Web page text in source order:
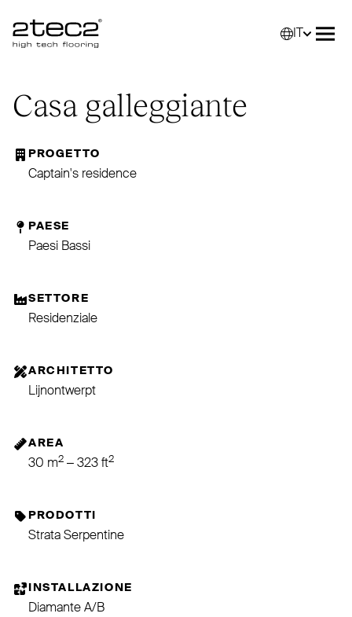
Primary
Casa galleggiante
PROGETTO
Captain's residence
PAESE
Paesi Bassi
SETTORE
Residenziale
ARCHITETTO
Lijnontwerpt
AREA
30 m2 – 323 ft2
PRODOTTI
Strata Serpentine
INSTALLAZIONE
Diamante A/B